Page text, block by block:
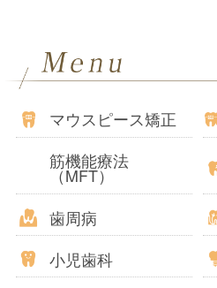
マウスピース矯正
筋機能療法
（MFT）
歯周病
小児歯科